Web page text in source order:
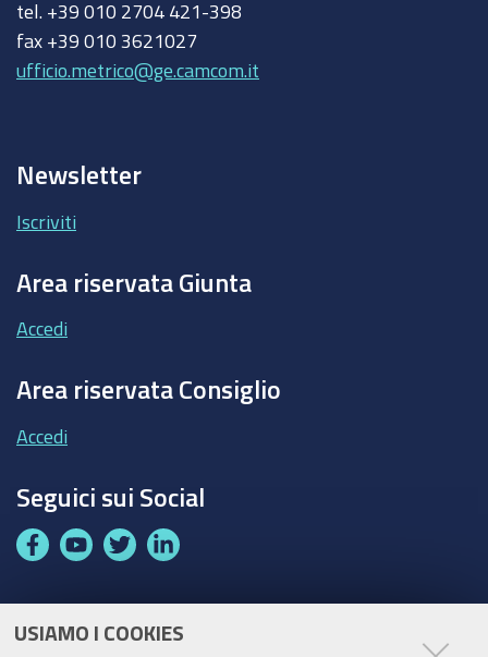
USIAMO I COOKIES
tel. +39 010 2704 421-398
fax +39 010 3621027
ufficio.metrico@ge.camcom.it
Newsletter
Iscriviti
Area riservata Giunta
Accedi
Area riservata Consiglio
Accedi
Seguici sui Social
F
c
e
Y
u
t
T
i
t
L
n
k